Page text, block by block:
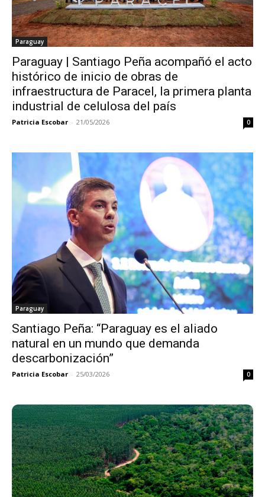
Paraguay
Paraguay | Santiago Peña acompañó el acto
histórico de inicio de obras de
infraestructura de Paracel, la primera planta
industrial de celulosa del país
Patricia Escobar - 21/05/2026 0
Paraguay
Santiago Peña: “Paraguay es el aliado
natural en un mundo que demanda
descarbonización”
Patricia Escobar - 25/03/2026 0